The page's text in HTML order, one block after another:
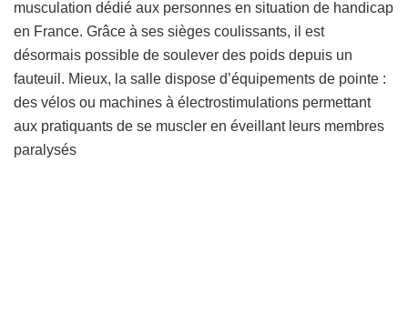
musculation dédié aux personnes en situation de handicap
en France. Grâce à ses sièges coulissants, il est
désormais possible de soulever des poids depuis un
fauteuil. Mieux, la salle dispose d’équipements de pointe :
des vélos ou machines à électrostimulations permettant
aux pratiquants de se muscler en éveillant leurs membres
paralysés